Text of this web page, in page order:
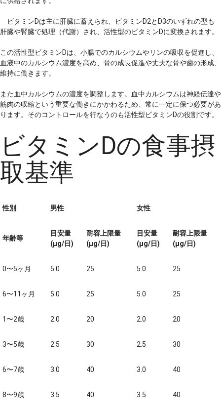
ビタミンDは主に肝臓に蓄えられ、ビタミンD2とD3のいずれの型も
肝臓や腎臓で処理（代謝）され、活性型のビタミンDに変換されます。
この活性型ビタミンDは、小腸でのカルシウムやリンの吸収を促進し、
血液中のカルシウム濃度を高め、骨の成長促進や丈夫な骨や歯の形成、
維持に働きます。
また血中カルシウムの濃度を調整します。血中カルシウムは神経伝達や
筋肉の収縮という重要な働きにかかわるため、常に一定に保つ必要があ
ります。そのコントロールを行なうのも活性型ビタミンDの役割です。
ビタミンDの食事摂
取基準
性別 男性 女性
年齢等
目安量
(μg/日)
耐容上限量
(μg/日)
目安量
(μg/日)
耐容上限量
(μg/日)
0〜5ヶ月 5.0 25 5.0 25
6〜11ヶ月 5.0 25 5.0 25
1〜2歳 2.0 20 2.0 20
3〜5歳 2.5 30 2.5 30
6〜7歳 3.0 40 3.0 40
8〜9歳 3.5 40 3.5 40